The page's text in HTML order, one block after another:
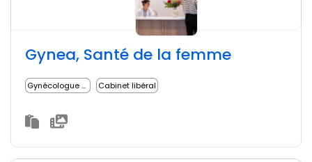
Gynea, Santé de la femme
Gynécologue médical Cabinet libéral